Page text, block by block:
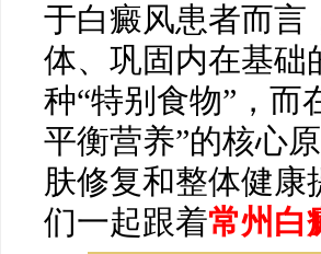
于白癜风患者而言
体、巩固内在基础
种“特别食物”，而
平衡营养”的核心
肤修复和整体健
们一起跟着常州白